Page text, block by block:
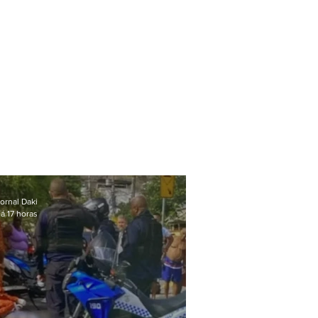
Daki
17 horas